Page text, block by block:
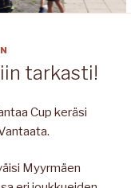
tarkasti!
Cup keräsi
Myyrmäen